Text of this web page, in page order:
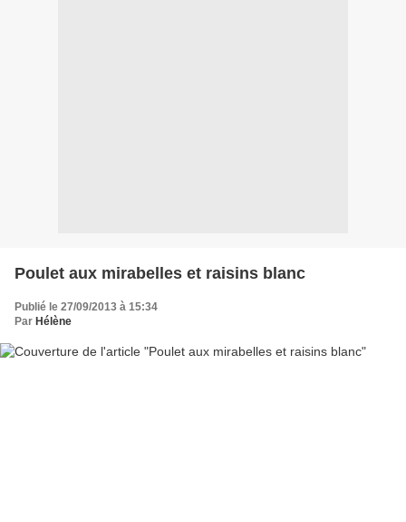
Poulet aux mirabelles et raisins blanc
Publié le 27/09/2013 à 15:34
Par Hélène